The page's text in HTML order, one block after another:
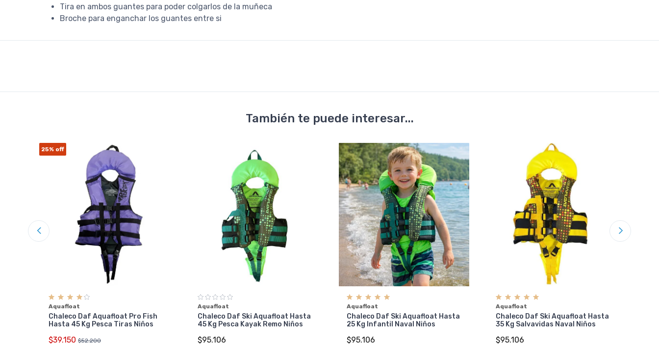
Tira en ambos guantes para poder colgarlos de la muñeca
Broche para enganchar los guantes entre si
También te puede interesar...
25% off
Aquafloat
Chaleco Daf Aquafloat Pro Fish
Hasta 45 Kg Pesca Tiras Niños
$39.150 $52.200
Aquafloat
Chaleco Daf Ski Aquafloat Hasta
45 Kg Pesca Kayak Remo Niños
$95.106
Aquafloat
Chaleco Daf Ski Aquafloat Hasta
25 Kg Infantil Naval Niños
$95.106
Aquafloat
Chaleco Daf Ski Aquafloat Hasta
35 Kg Salvavidas Naval Niños
$95.106